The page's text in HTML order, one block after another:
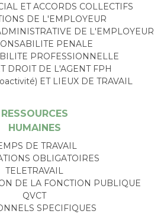
ET ACCORDS COLLECTIFS
DE L'EMPLOYEUR
DE L'EMPLOYEUR
PENALE
PROFESSIONNELLE
DROIT DE L'AGENT FPH
ET LIEUX DE TRAVAIL
RESSOURCES
HUMAINES
DE TRAVAIL
OBLIGATOIRES
TELETRAVAIL
DE LA FONCTION PUBLIQUE
QVCT
SPECIFIQUES